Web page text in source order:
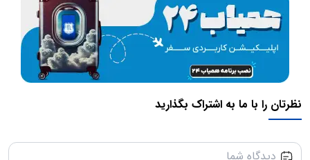
نظرتان را با ما به اشتراک بگذارید